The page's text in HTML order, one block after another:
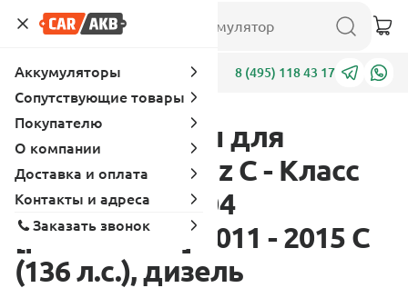
Адреса 8 (495) 118 43 17
Аккумуляторы для
Mercedes - Benz C - Класс
W204-S204-C204
[рестайлинг] 2011 - 2015 C
(136 л.с.), дизель
Аккумуляторы
Сопутствующие товары
Покупателю
О компании
Доставка и оплата
Контакты и адреса
Заказать звонок